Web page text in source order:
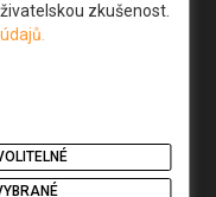
zkušenost.